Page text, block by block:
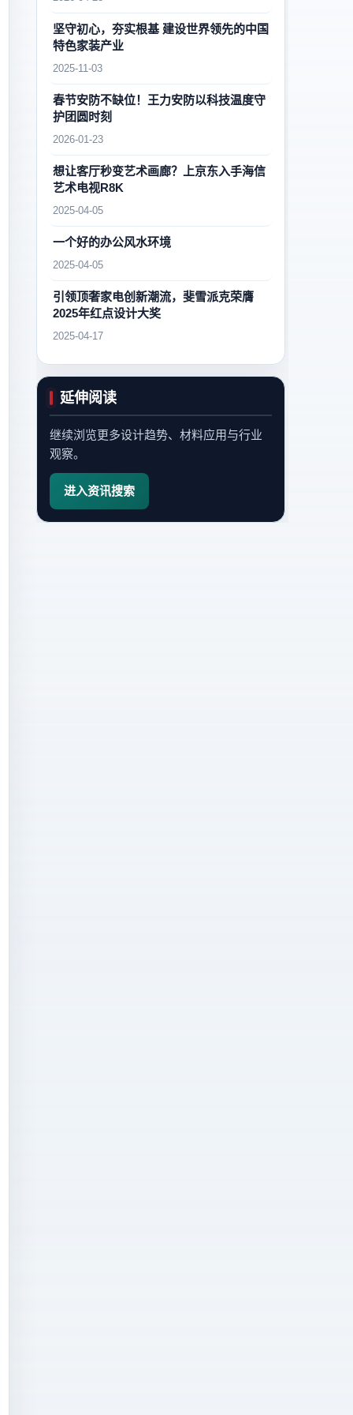
坚守初心，夯实根基 建设世界领先的中国
特色家装产业
2025-11-03
春节安防不缺位！王力安防以科技温度守
护团圆时刻
2026-01-23
想让客厅秒变艺术画廊？上京东入手海信
艺术电视R8K
2025-04-05
一个好的办公风水环境
2025-04-05
引领顶奢家电创新潮流，斐雪派克荣膺
2025年红点设计大奖
2025-04-17
延伸阅读
继续浏览更多设计趋势、材料应用与行业
观察。
进入资讯搜索